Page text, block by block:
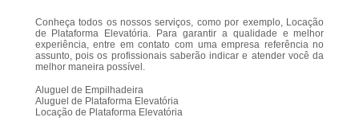
Conheça todos os nossos serviços, como por exemplo, Locação
de Plataforma Elevatória. Para garantir a qualidade e melhor
experiência, entre em contato com uma empresa referência no
assunto, pois os profissionais saberão indicar e atender você da
melhor maneira possível.
Aluguel de Empilhadeira
Aluguel de Plataforma Elevatória
Locação de Plataforma Elevatória